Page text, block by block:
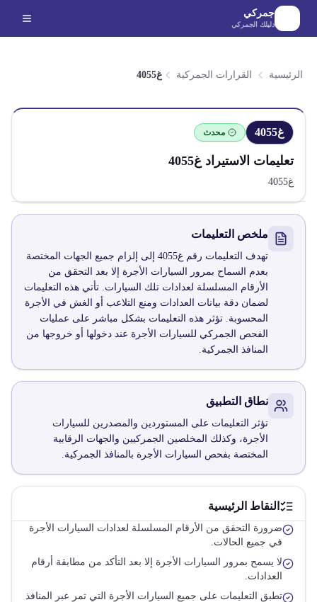
الانتقال إلى المحتوى الرئيسي
جمركي
دليلك الجمركي
الرئيسية القرارات الجمركية غ4055
غ4055 محدث
تعليمات الاستيراد غ4055
غ4055
ملخص التعليمات
تهدف التعليمات رقم غ4055 إلى إلزام جميع الجهات المختصة
بعدم السماح بمرور السيارات الأجرة إلا بعد التحقق من
الأرقام المسلسلة لعدادات تلك السيارات. تأتي هذه التعليمات
لضمان دقة بيانات العدادات ومنع التلاعب أو الغش في الأجرة
المحسوبة. تؤثر هذه التعليمات بشكل مباشر على عمليات
الفحص الجمركي للسيارات الأجرة عند دخولها أو خروجها من
المنافذ الجمركية.
نطاق التطبيق
تؤثر التعليمات على المستوردين والمصدرين للسيارات
الأجرة، وكذلك المخلصين الجمركيين والجهات الرقابية
المختصة بفحص السيارات الأجرة بالمنافذ الجمركية.
النقاط الرئيسية
ضرورة التحقق من الأرقام المسلسلة لعدادات السيارات الأجرة
في جميع الحالات.
لا يسمح بمرور السيارات الأجرة إلا بعد التأكد من مطابقة أرقام
العدادات.
تطبق التعليمات على جميع السيارات الأجرة التي تمر عبر المنافذ